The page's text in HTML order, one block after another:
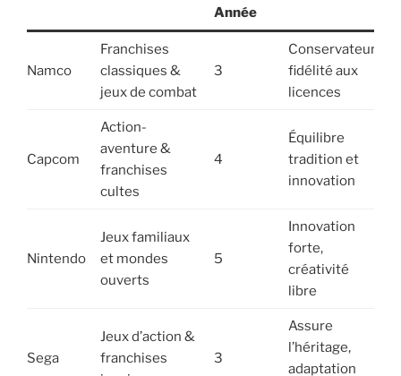
Année
Namco
Franchises
classiques &
jeux de combat
3
Conservateur,
fidélité aux
licences
Capcom
Action-
aventure &
franchises
cultes
4
Équilibre
tradition et
innovation
Nintendo
Jeux familiaux
et mondes
ouverts
5
Innovation
forte,
créativité
libre
Sega
Jeux d’action &
franchises
3
Assure
l’héritage,
adaptation